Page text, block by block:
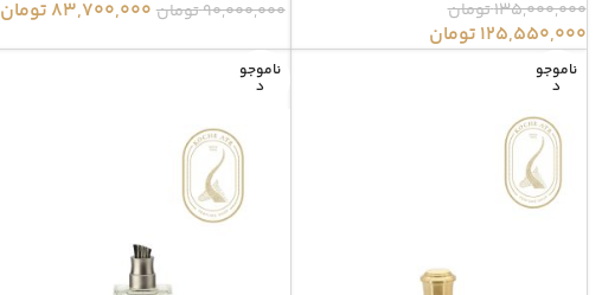
135,000,000تومان
125,550,000 تومان
90,000,000تومان 83,700,000 تومان
ناموجو
د
ناموجو
د